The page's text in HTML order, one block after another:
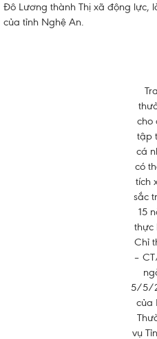
Đô Lương thành Thị xã động lực,
của tỉnh Nghệ An.
cho
tập
cá
có
tích
sắc
15
thực
Chỉ
–
5/5/
của
vụ